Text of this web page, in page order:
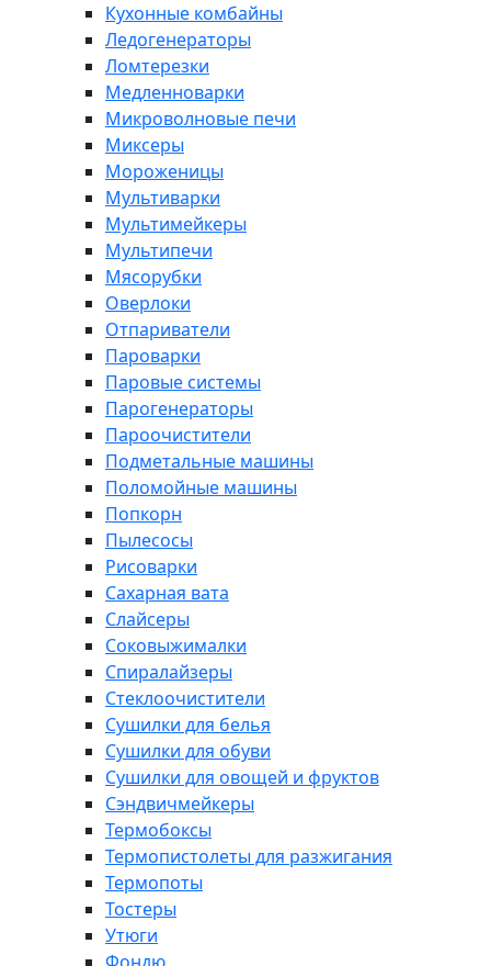
Кухонные комбайны
Ледогенераторы
Ломтерезки
Медленноварки
Микроволновые печи
Миксеры
Мороженицы
Мультиварки
Мультимейкеры
Мультипечи
Мясорубки
Оверлоки
Отпариватели
Пароварки
Паровые системы
Парогенераторы
Пароочистители
Подметальные машины
Поломойные машины
Попкорн
Пылесосы
Рисоварки
Сахарная вата
Слайсеры
Соковыжималки
Спиралайзеры
Стеклоочистители
Сушилки для белья
Сушилки для обуви
Сушилки для овощей и фруктов
Сэндвичмейкеры
Термобоксы
Термопистолеты для разжигания
Термопоты
Тостеры
Утюги